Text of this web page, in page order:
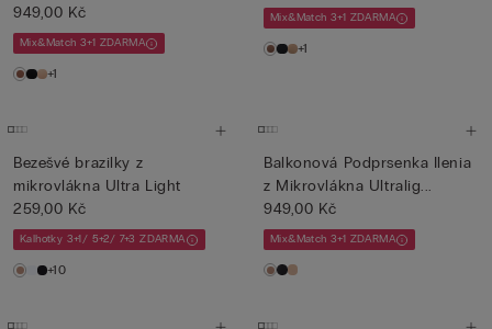
Ultrali...
949,00 Kč
Mix&Match 3+1 ZDARMA
+1
Mix&Match 3+1 ZDARMA
+1
Bezešvé brazilky z
mikrovlákna Ultra Light
259,00 Kč
Kalhotky 3+1/ 5+2/ 7+3 ZDARMA
+10
Balkonová Podprsenka Ilenia
z Mikrovlákna Ultralig...
949,00 Kč
Mix&Match 3+1 ZDARMA